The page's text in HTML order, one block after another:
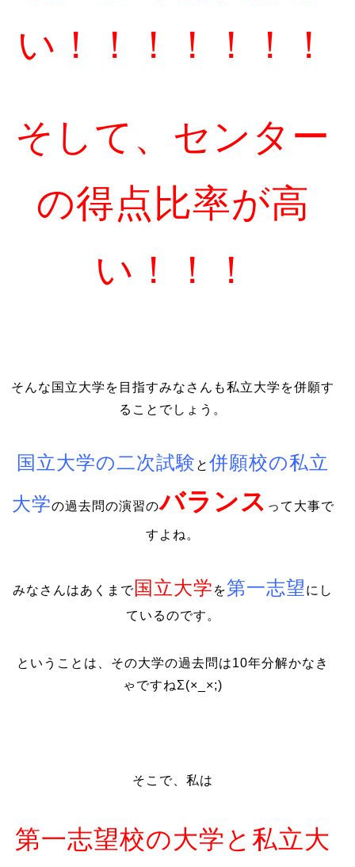
い！！！！！！！
そして、センター
の得点比率が高
い！！！
そんな国立大学を目指すみなさんも私立大学を併願す
ることでしょう。
国立大学の二次試験 と併願校の私立
大学の過去問の演習のバランス って大事で
すよね。
みなさんはあくまで国立大学 を第一志望 にし
ているのです。
ということは、その大学の過去問は10年分解かなき
ゃですねΣ(×_×;)
そこで、私は
第一志望校の大学と私立大